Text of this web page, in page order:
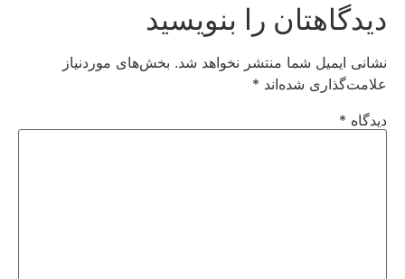
دیدگاهتان را بنویسید
نشانی ایمیل شما منتشر نخواهد شد. بخش‌های موردنیاز
علامت‌گذاری شده‌اند *
دیدگاه *